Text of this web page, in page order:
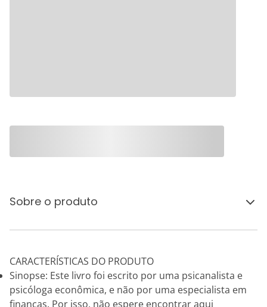
Sobre o produto
CARACTERÍSTICAS DO PRODUTO
Sinopse: Este livro foi escrito por uma psicanalista e
psicóloga econômica, e não por uma especialista em
finanças. Por isso, não espere encontrar aqui